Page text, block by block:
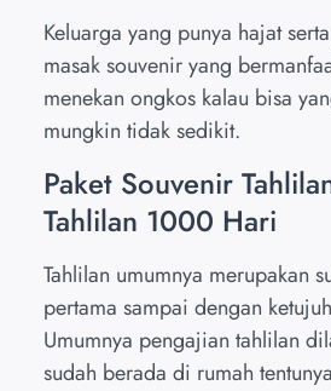
Keluarga yang punya hajat
masak souvenir yang
menekan ongkos kalau bisa
mungkin tidak sedikit.
Paket Souvenir
Tahlilan 1000 Hari
Tahlilan umumnya merupakan
pertama sampai dengan
Umumnya pengajian tahlilan
sudah berada di rumah